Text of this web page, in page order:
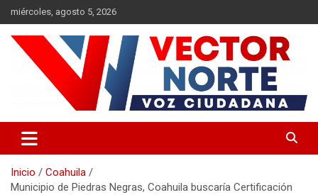
Saltar
al
contenido
miércoles, agosto 5, 2026
Vector Norte
Inicio
Coahuila
Municipio de Piedras Negras, Coahuila buscaría Certificación